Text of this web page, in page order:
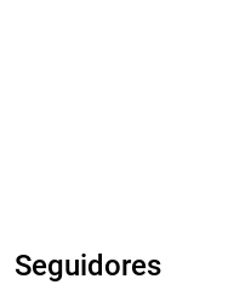
Seguidores